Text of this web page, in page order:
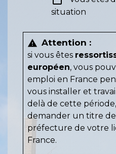
situation
warning Attention :
si vous êtes
européen, vous
emploi en France
vous installer et
delà de cette
demander un titre
préfecture de votre
France.